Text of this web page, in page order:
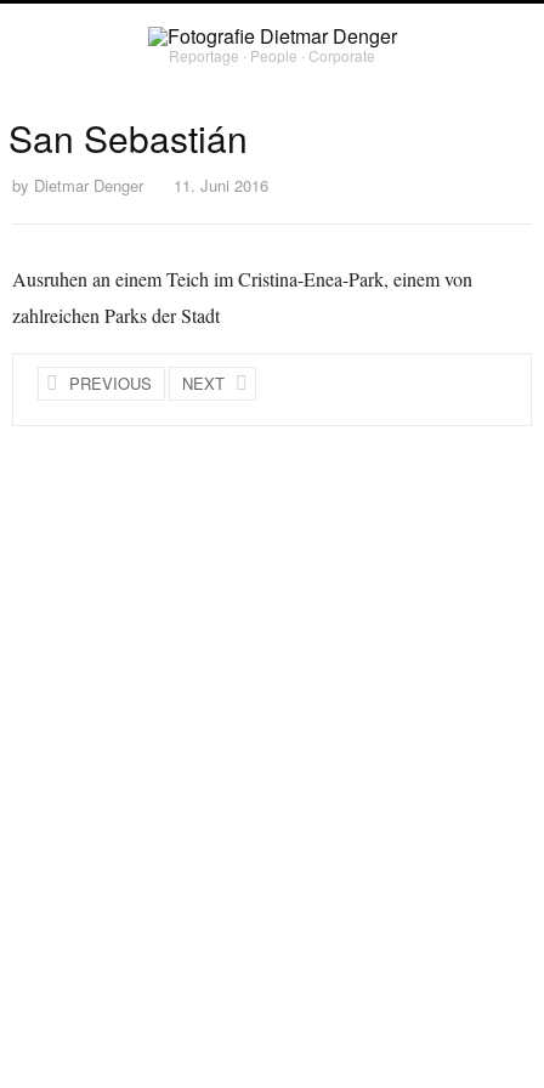
Reportage ∙ People ∙ Corporate
San Sebastián
by Dietmar Denger 11. Juni 2016
Ausruhen an einem Teich im Cristina-Enea-Park, einem von
zahlreichen Parks der Stadt
PREVIOUS NEXT